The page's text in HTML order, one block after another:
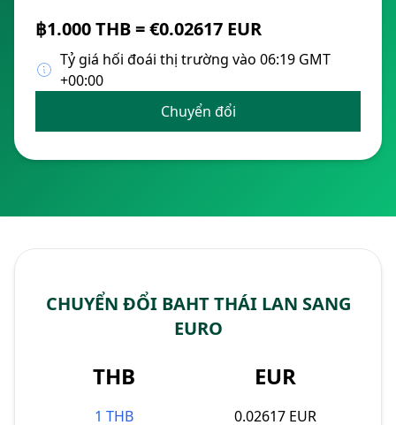
฿1.000 THB = €0.02617 EUR
Tỷ giá hối đoái thị trường vào 06:19 GMT
+00:00
Chuyển đổi
CHUYỂN ĐỔI BAHT THÁI LAN SANG
EURO
THB EUR
1 THB
0.02617 EUR